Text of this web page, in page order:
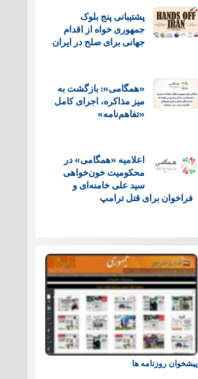
پشتيبانی پنج بلوک
جمهوری خواه از اقدام
جهانی برای صلح در ایران
«همگامی»: بازگشت به
میز مذاکره، اجرای کامل
«تفاهم‌نامه»
اعلامیه «همگامی» در
محکومیت خون‌خواهی
سید علی خامنه‌ای و
فراخوان برای قتل ترامپ
پیشخوان روزنامه ها